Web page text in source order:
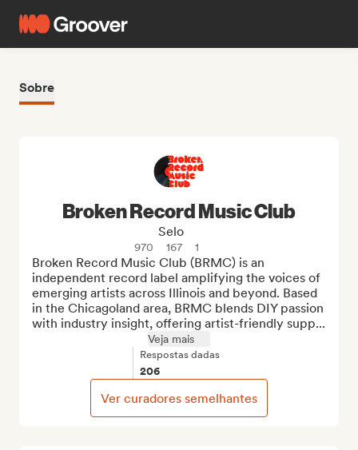
Sobre
Broken Record Music Club
Selo
970 167 1
Broken Record Music Club (BRMC) is an
independent record label amplifying the voices of
emerging artists across Illinois and beyond. Based
in the Chicagoland area, BRMC blends DIY passion
with industry insight, offering artist-friendly supp...
Veja mais
Respostas dadas
206
Ver curadores semelhantes